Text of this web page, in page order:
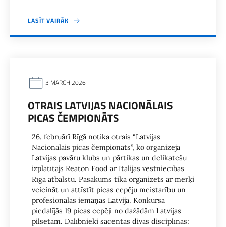
LASĪT VAIRĀK
3 MARCH 2026
OTRAIS LATVIJAS NACIONĀLAIS
PICAS ČEMPIONĀTS
26. februārī Rīgā notika otrais “Latvijas
Nacionālais picas čempionāts”, ko organizēja
Latvijas pavāru klubs un pārtikas un delikatešu
izplatītājs Reaton Food ar Itālijas vēstniecības
Rīgā atbalstu. Pasākums tika organizēts ar mērķi
veicināt un attīstīt picas cepēju meistarību un
profesionālās iemaņas Latvijā. Konkursā
piedalījās 19 picas cepēji no dažādām Latvijas
pilsētām. Dalībnieki sacentās divās disciplīnās: